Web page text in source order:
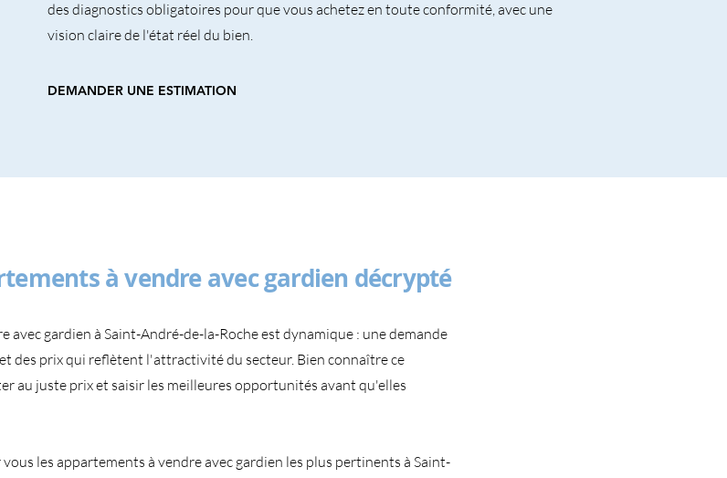
des diagnostics obligatoires pour que vous achetez en toute conformité, avec une
vision claire de l'état réel du bien.
DEMANDER UNE ESTIMATION
à vendre avec gardien décrypté
avec gardien à Saint-André-de-la-Roche est dynamique : une demande
des prix qui reflètent l'attractivité du secteur. Bien connaître ce
au juste prix et saisir les meilleures opportunités avant qu'elles
les appartements à vendre avec gardien les plus pertinents à Saint-